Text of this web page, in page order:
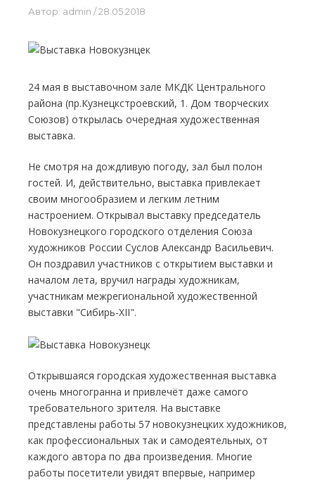
Автор: admin 28.05.2018
24 мая в выставочном зале МКДК Центрального
района (пр.Кузнецкстроевский, 1. Дом творческих
Союзов) открылась очередная художественная
выставка.
Не смотря на дождливую погоду, зал был полон
гостей. И, действительно, выставка привлекает
своим многообразием и легким летним
настроением. Открывал выставку председатель
Новокузнецкого городского отделения Союза
художников России Суслов Александр Васильевич.
Он поздравил участников с открытием выставки и
началом лета, вручил награды художникам,
участникам межрегиональной художественной
выставки "Сибирь-XII".
Открывшаяся городская художественная выставка
очень многогранна и привлечёт даже самого
требовательного зрителя. На выставке
представлены работы 57 новокузнецких художников,
как профессиональных так и самодеятельных, от
каждого автора по два произведения. Многие
работы посетители увидят впервые, например